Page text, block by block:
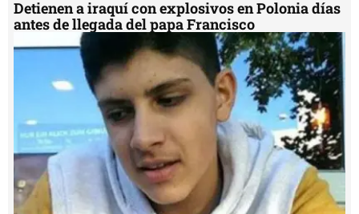
Detienen a iraquí con explosivos en Polonia días
antes de llegada del papa Francisco